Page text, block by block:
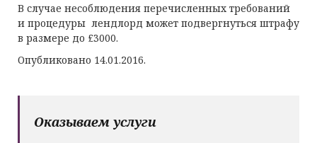
В случае несоблюдения перечисленных требований
и процедуры лендлорд может подвергнуться штрафу
в размере до £3000.
Опубликовано 14.01.2016.
Оказываем услуги